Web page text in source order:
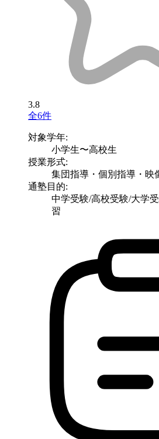
3.8
全6件
対象学年:
小学生〜高校生
授業形式:
集団指導・個別指導・映
通塾目的:
中学受験/高校受験/大学
習